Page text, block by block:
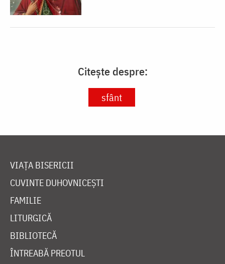
Citește despre:
sfânt
VIAȚA BISERICII
CUVINTE DUHOVNICEȘTI
FAMILIE
LITURGICĂ
BIBLIOTECĂ
ÎNTREABĂ PREOTUL